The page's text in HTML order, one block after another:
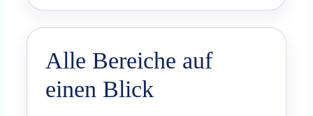
Alle Bereiche auf
einen Blick